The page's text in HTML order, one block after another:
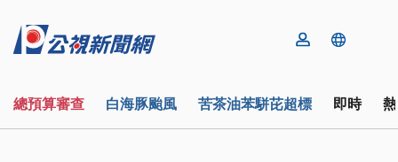
總預算審查 白海豚颱風 苦茶油苯駢芘超標 即時